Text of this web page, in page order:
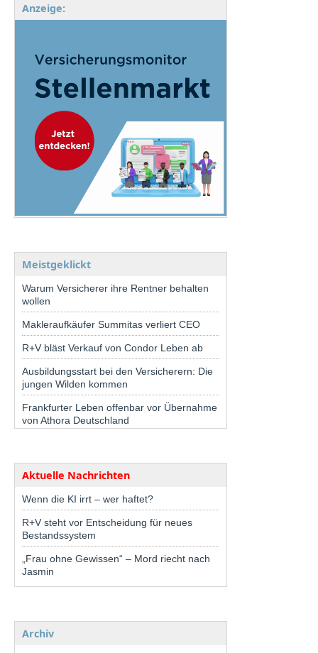
Anzeige:
Meistgeklickt
Warum Versicherer ihre Rentner behalten
wollen
Makleraufkäufer Summitas verliert CEO
R+V bläst Verkauf von Condor Leben ab
Ausbildungsstart bei den Versicherern: Die
jungen Wilden kommen
Frankfurter Leben offenbar vor Übernahme
von Athora Deutschland
Aktuelle Nachrichten
Wenn die KI irrt – wer haftet?
R+V steht vor Entscheidung für neues
Bestandssystem
„Frau ohne Gewissen“ – Mord riecht nach
Jasmin
Archiv